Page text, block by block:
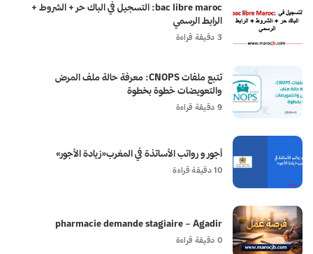
bac libre maroc: التسجيل في الباك حر + الشروط +
الرابط الرسمي
3 دقيقة قراءة
تتبع ملفات CNOPS: معرفة حالة ملف المرض
والتعويضات خطوة بخطوة
9 دقيقة قراءة
أجور و رواتب الأساتذة في المغرب«زيادة الأجور»
10 دقيقة قراءة
pharmacie demande stagiaire – Agadir
0 دقيقة قراءة